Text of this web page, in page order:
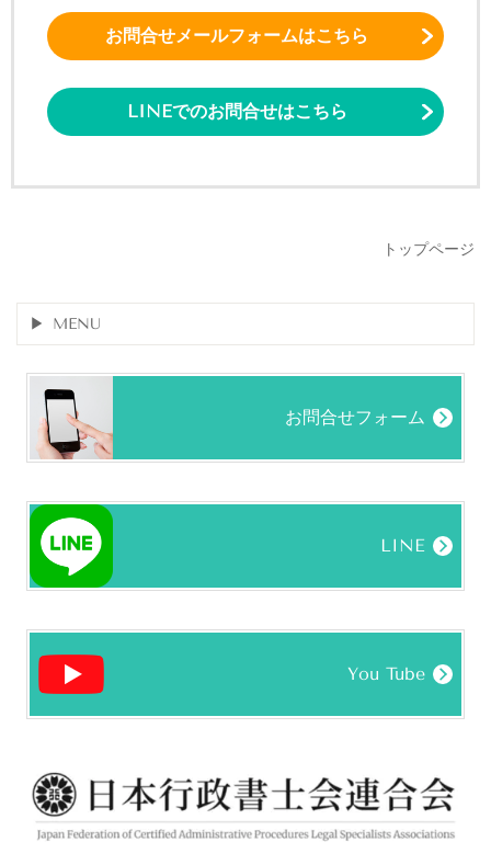
お問合せメールフォームはこちら
LINEでのお問合せはこちら
トップページ
MENU
お問合せフォーム
LINE
You Tube